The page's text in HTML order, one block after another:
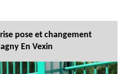
pose et changement
En Vexin